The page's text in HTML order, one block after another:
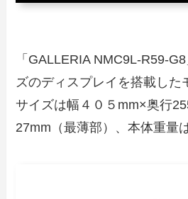
「GALLERIA NMC9L-R59-
ズのディスプレイを搭載した
サイズは幅４０５mm×奥行
27mm（最薄部）、本体重量